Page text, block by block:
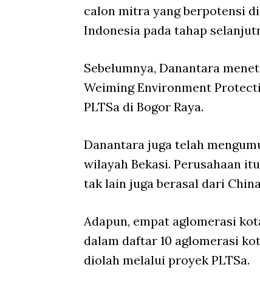
calon mitra yang berpotensi
Indonesia pada tahap
Sebelumnya, Danantara
Weiming Environment
PLTSa di Bogor Raya.
Danantara juga telah
wilayah Bekasi. Perusahaan
tak lain juga berasal dari
Adapun, empat aglomerasi
dalam daftar 10 aglomerasi
diolah melalui proyek PLTSa.